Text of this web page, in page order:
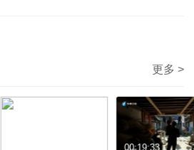
更多 >